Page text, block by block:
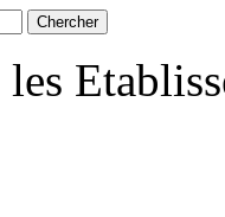
Chercher